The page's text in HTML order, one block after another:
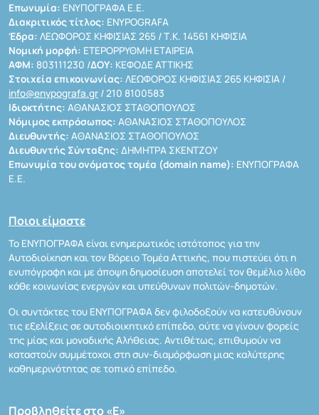
Επωνυμία: ΕΝΥΠΟΓΡΑΦΑ Ε.Ε.
Διακριτικός τίτλος: ENYPOGRAFA
Έδρα: ΛΕΩΦΟΡΟΣ ΚΗΦΙΣΙΑΣ 265 / Τ.Κ. 14561 ΚΗΦΙΣΙΑ
Νομική μορφή: ΕΤΕΡΟΡΡΥΘΜΗ ΕΤΑΙΡΕΙΑ
ΑΦΜ: 803111230 /ΔΟΥ: ΚΕΦΟΔΕ ΑΤΤΙΚΗΣ
Στοιχεία επικοινωνίας: ΛΕΩΦΟΡΟΣ ΚΗΦΙΣΙΑΣ 265 ΚΗΦΙΣΙΑ /
info@enypografa.gr / 210 8100583
Ιδιοκτήτης: ΑΘΑΝΑΣΙΟΣ ΣΤΑΘΟΠΟΥΛΟΣ
Νόμιμος εκπρόσωπος: ΑΘΑΝΑΣΙΟΣ ΣΤΑΘΟΠΟΥΛΟΣ
Διευθυντής: ΑΘΑΝΑΣΙΟΣ ΣΤΑΘΟΠΟΥΛΟΣ
Διευθυντής Σύνταξης: ΔΗΜΗΤΡΑ ΣΚΕΝΤΖΟΥ
Επωνυμία του ονόματος τομέα (domain name): ΕΝΥΠΟΓΡΑΦΑ
Ε.Ε.
Ποιοι είμαστε
Το ΕΝΥΠΟΓΡΑΦΑ είναι ενημερωτικός ιστότοπος για την
Αυτοδιοίκηση και τον Βόρειο Τομέα Αττικής, που πιστεύει ότι η
ενυπόγραφη και με άποψη δημοσίευση αποτελεί τον θεμέλιο λίθο
κάθε κοινωνίας ενεργών και υπεύθυνων πολιτών-δημοτών.
Οι συντάκτες του ΕΝΥΠΟΓΡΑΦΑ δεν φιλοδοξούν να κατευθύνουν
τις εξελίξεις σε αυτοδιοικητικό επίπεδο, ούτε να γίνουν φορείς
της μίας και μοναδικής Αλήθειας. Αντιθέτως, επιθυμούν να
καταστούν συμμέτοχοι στη συν-διαμόρφωση μιας καλύτερης
καθημερινότητας σε τοπικό επίπεδο.
Προβληθείτε στο «Ε»